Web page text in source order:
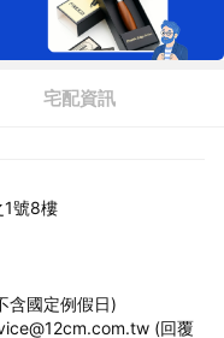
宅配資訊
1號8樓
含國定例假日)
(回覆